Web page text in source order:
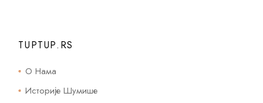
TUPTUP.RS
О Нама
Историје Шумише